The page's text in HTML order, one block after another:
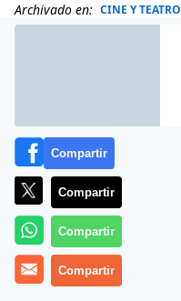
Archivado en: CINE Y TEATRO
Compartir
Compartir
Compartir
Compartir